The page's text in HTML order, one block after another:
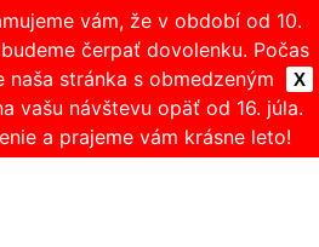
X
vám, že v období od 10.
čerpať dovolenku. Počas
stránka s obmedzeným
vašu návštevu opäť od 16. júla.
a prajeme vám krásne leto!